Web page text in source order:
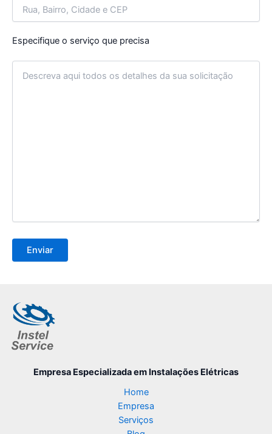
Especifique o serviço que precisa
Empresa Especializadaem Instalações Elétricas
Home
Empresa
Serviços